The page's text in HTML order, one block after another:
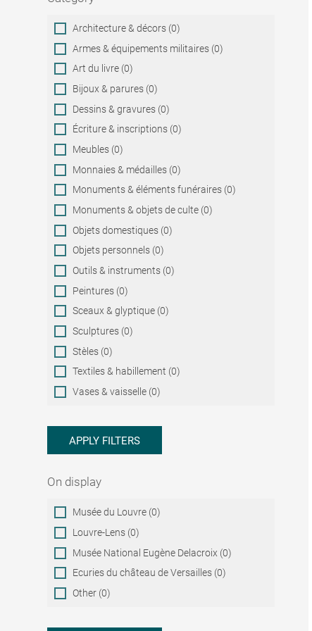
Category
Architecture & décors (0)
Armes & équipements militaires (0)
Art du livre (0)
Bijoux & parures (0)
Dessins & gravures (0)
Écriture & inscriptions (0)
Meubles (0)
Monnaies & médailles (0)
Monuments & éléments funéraires (0)
Monuments & objets de culte (0)
Objets domestiques (0)
Objets personnels (0)
Outils & instruments (0)
Peintures (0)
Sceaux & glyptique (0)
Sculptures (0)
Stèles (0)
Textiles & habillement (0)
Vases & vaisselle (0)
APPLY FILTERS
On display
On
display
Musée du Louvre (0)
Louvre-Lens (0)
Musée National Eugène Delacroix (0)
Ecuries du château de Versailles (0)
Other (0)